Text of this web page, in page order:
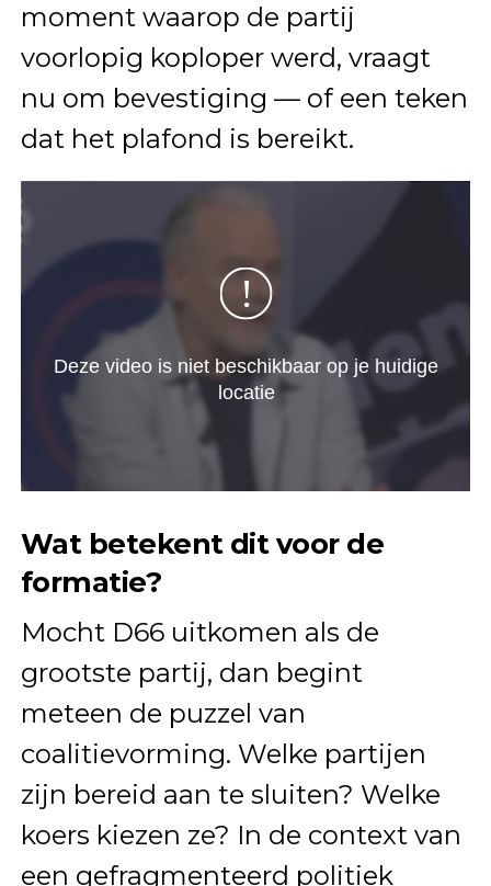
moment waarop de partij
voorlopig koploper werd, vraagt
nu om bevestiging — of een teken
dat het plafond is bereikt.
Wat betekent dit voor de
formatie?
Mocht D66 uitkomen als de
grootste partij, dan begint
meteen de puzzel van
coalitievorming. Welke partijen
zijn bereid aan te sluiten? Welke
koers kiezen ze? In de context van
een gefragmenteerd politiek